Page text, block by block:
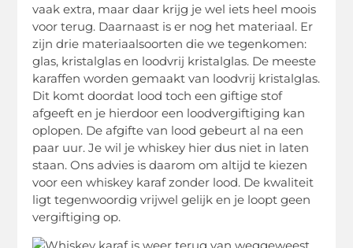
vaak extra, maar daar krijg je wel iets heel moois
voor terug. Daarnaast is er nog het materiaal. Er
zijn drie materiaalsoorten die we tegenkomen:
glas, kristalglas en loodvrij kristalglas. De meeste
karaffen worden gemaakt van loodvrij kristalglas.
Dit komt doordat lood toch een giftige stof
afgeeft en je hierdoor een loodvergiftiging kan
oplopen. De afgifte van lood gebeurt al na een
paar uur. Je wil je whiskey hier dus niet in laten
staan. Ons advies is daarom om altijd te kiezen
voor een whiskey karaf zonder lood. De kwaliteit
ligt tegenwoordig vrijwel gelijk en je loopt geen
vergiftiging op.